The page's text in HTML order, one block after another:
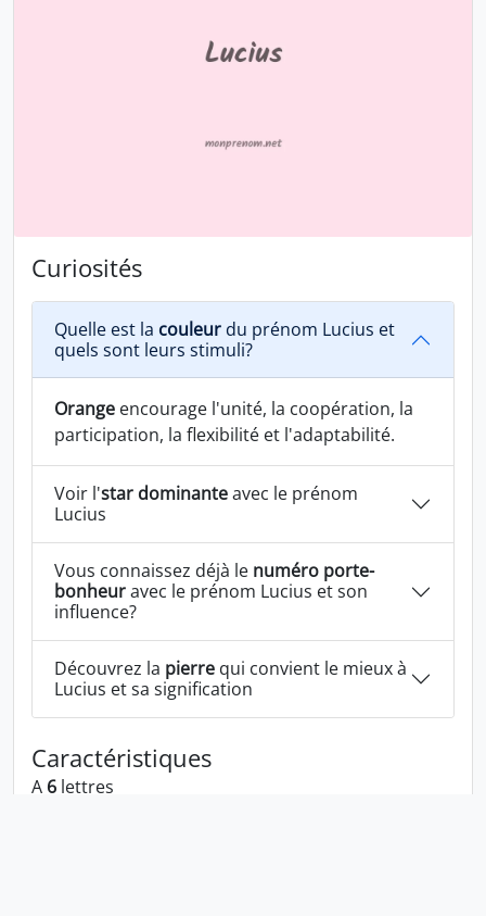
Curiosités
Quelle est la couleur du prénom Lucius et
quels sont leurs stimuli?
Orange encourage l'unité, la coopération, la
participation, la flexibilité et l'adaptabilité.
Voir l'star dominanteavec le prénom
Lucius
Vous connaissez déjà le numéro porte-
bonheuravec le prénom Lucius et son
influence?
Découvrez la pierre qui convient le mieux à
Lucius et sa signification
Caractéristiques
A 6 lettres